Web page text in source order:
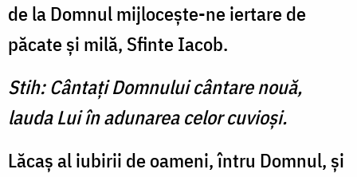
de la Domnul mijloceşte-ne iertare de
păcate și milă, Sfinte Iacob.
Stih: Cântaţi Domnului cântare nouă,
lauda Lui în adunarea celor cuvioşi.
Lăcaş al iubirii de oameni, întru Domnul, şi